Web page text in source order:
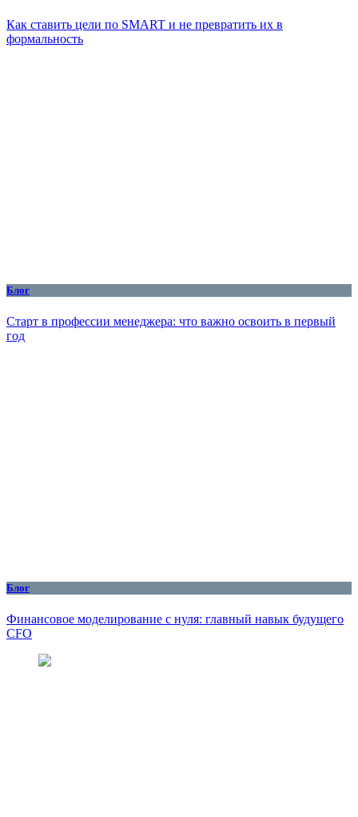
Как ставить цели по SMART и не превратить их в
формальность
Блог
Старт в профессии менеджера: что важно освоить в первый
год
Блог
Финансовое моделирование с нуля: главный навык будущего
CFO